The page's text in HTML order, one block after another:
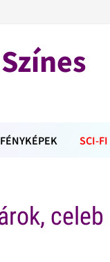
FÉNYKÉPEK SCI-FI
celeb